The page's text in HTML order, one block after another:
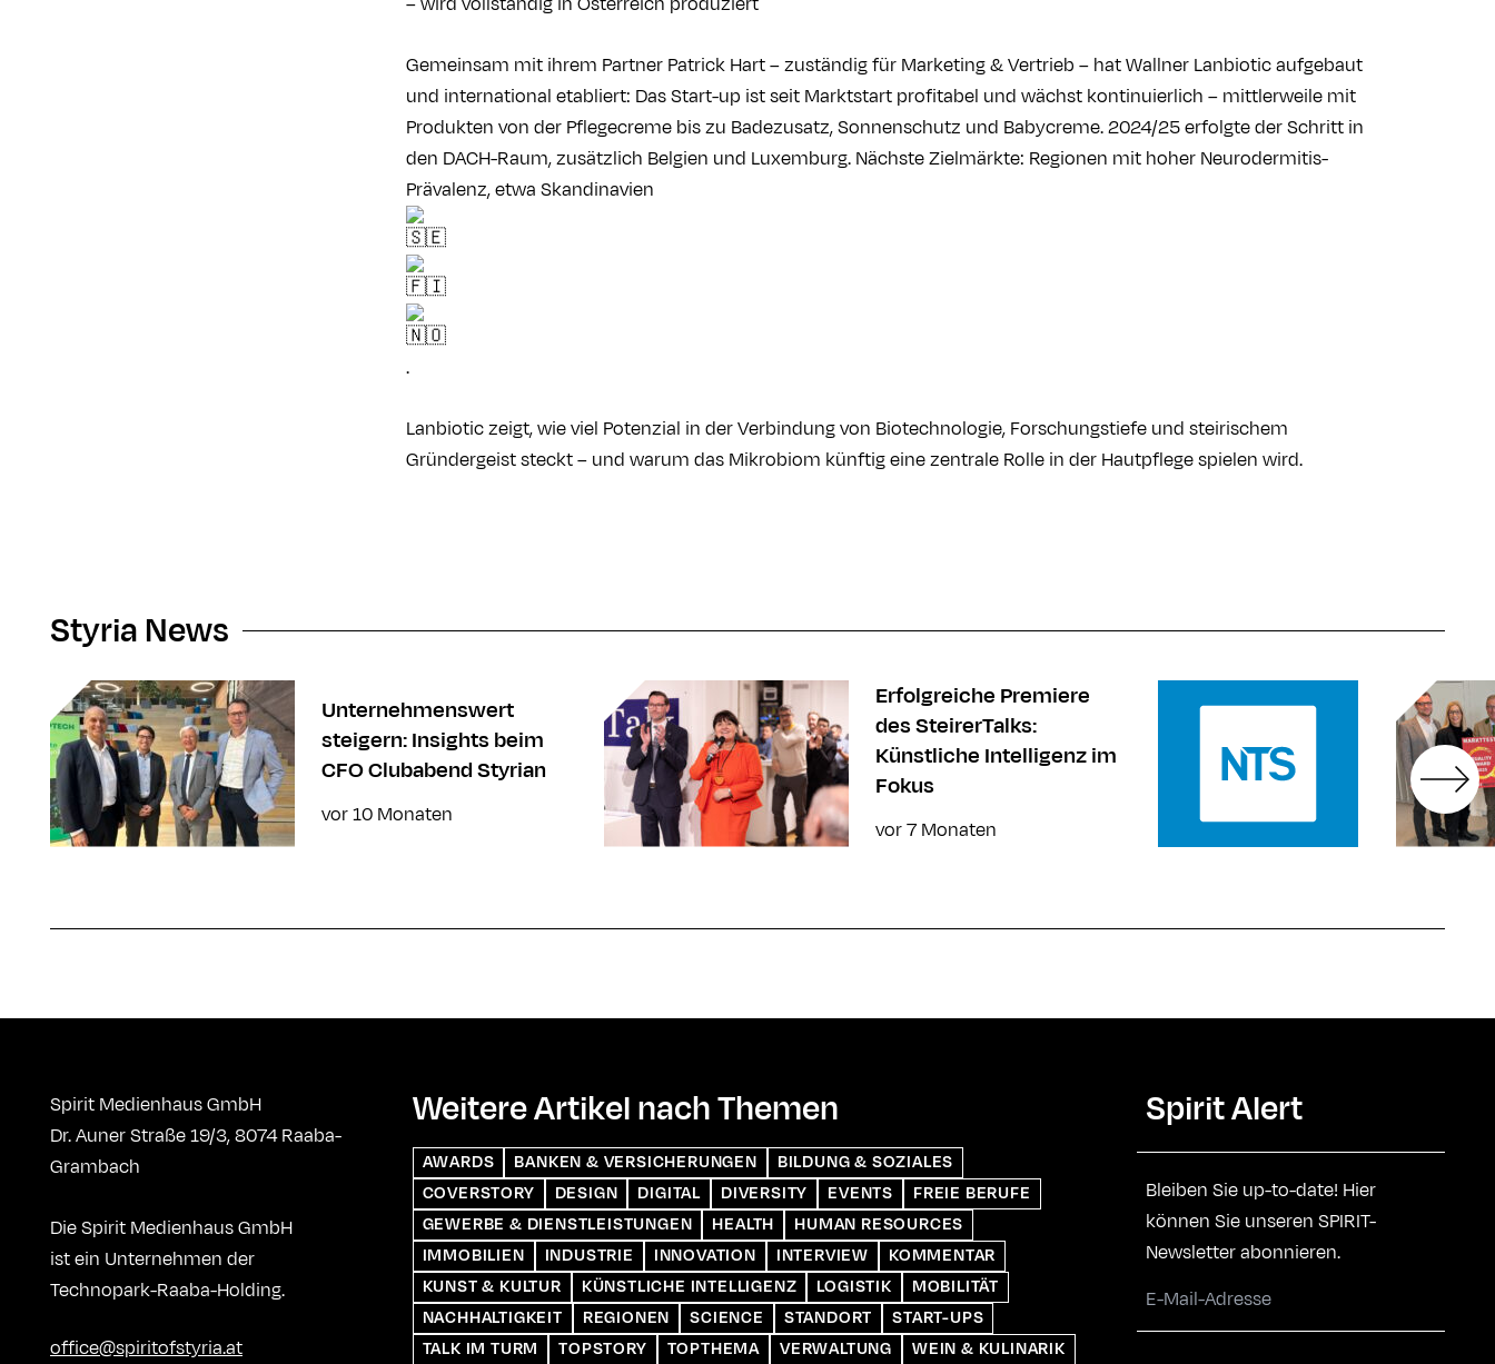
Gemeinsam mit ihrem Partner Patrick Hart – zuständig für Marketing & Vertrieb – hat Wallner Lanbiotic aufgebaut
und international etabliert: Das Start-up ist seit Marktstart profitabel und wächst kontinuierlich – mittlerweile mit
Produkten von der Pflegecreme bis zu Badezusatz, Sonnenschutz und Babycreme. 2024/25 erfolgte der Schritt in
den DACH-Raum, zusätzlich Belgien und Luxemburg. Nächste Zielmärkte: Regionen mit hoher Neurodermitis-
Prävalenz, etwa Skandinavien
.
Lanbiotic zeigt, wie viel Potenzial in der Verbindung von Biotechnologie, Forschungstiefe und steirischem
Gründergeist steckt – und warum das Mikrobiom künftig eine zentrale Rolle in der Hautpflege spielen wird.
Styria News
Unternehmenswert
steigern: Insights beim
CFO Clubabend Styrian
vor 10 Monaten
Erfolgreiche Premiere
des SteirerTalks:
Künstliche Intelligenz im
Fokus
vor 7 Monaten
Spirit Medienhaus GmbH
Dr. Auner Straße 19/3, 8074 Raaba-
Grambach
Die Spirit Medienhaus GmbH
ist ein Unternehmen der
Technopark-Raaba-Holding.
office@spiritofstyria.at
Weitere Artikel nach Themen
AWARDS BANKEN & VERSICHERUNGEN
BILDUNG & SOZIALES
COVERSTORY
DESIGN DIGITAL DIVERSITY EVENTS
FREIE BERUFE
GEWERBE & DIENSTLEISTUNGEN
HEALTH
HUMAN RESOURCES
IMMOBILIEN
INDUSTRIE INNOVATION INTERVIEW
KOMMENTAR
KUNST & KULTUR
KÜNSTLICHE INTELLIGENZ LOGISTIK
MOBILITÄT
NACHHALTIGKEIT
REGIONEN SCIENCE STANDORT
START-UPS
TALK IM TURM
TOPSTORY TOPTHEMA VERWALTUNG WEIN & KULINARIK
Spirit Alert
Bleiben Sie up-to-date! Hier
können Sie unseren SPIRIT-
Newsletter abonnieren.